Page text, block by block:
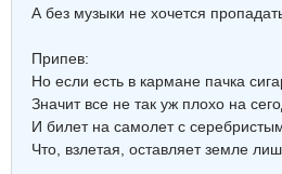
А без музыки не хочется
Припев:
Но если есть в кармане пачка
Значит все не так уж плохо на
И билет на самолет с
Что, взлетая, оставляет земле